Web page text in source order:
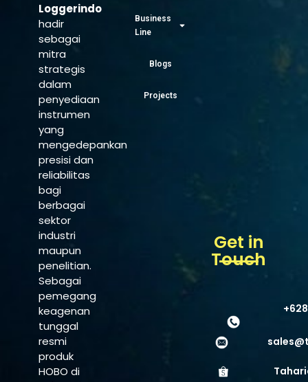
Loggerindo
hadir
sebagai
mitra
strategis
dalam
penyediaan
instrumen
yang
mengedepankan
presisi dan
reliabilitas
bagi
berbagai
sektor
industri
maupun
penelitian.
Sebagai
pemegang
keagenan
tunggal
resmi
produk
HOBO di
Business
Line
Blogs
Projects
Get in
Touch